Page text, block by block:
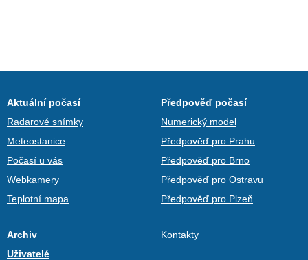
Aktuální počasí
Radarové snímky
Meteostanice
Počasí u vás
Webkamery
Teplotní mapa
Předpověď počasí
Numerický model
Předpověď pro Prahu
Předpověď pro Brno
Předpověď pro Ostravu
Předpověď pro Plzeň
Archiv
Uživatelé
Kontakty